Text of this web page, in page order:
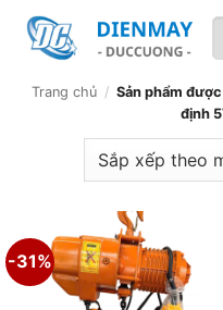
qua
dungTrang chủ / Sản phẩm
định
-31%